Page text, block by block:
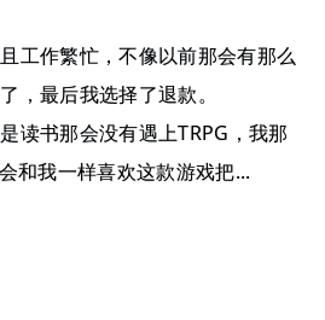
工作繁忙，不像以前那会有那么
，最后我选择了退款。
读书那会没有遇上TRPG，我那
和我一样喜欢这款游戏把...